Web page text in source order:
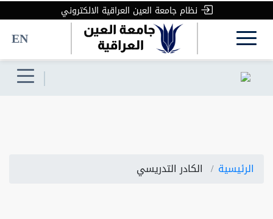
نظام جامعة العين العراقية الالكتروني
EN
الرئيسية الكادر التدريسي